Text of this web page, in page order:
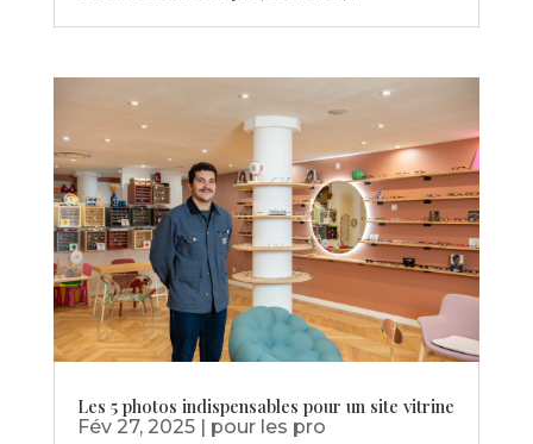
Les 5 photos indispensables pour un site vitrine
Fév 27, 2025| pour les pro